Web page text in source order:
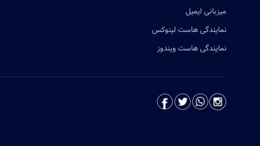
میزبانی ایمیل
نمایندگی هاست لینوکس
نمایندگی هاست ویندوز